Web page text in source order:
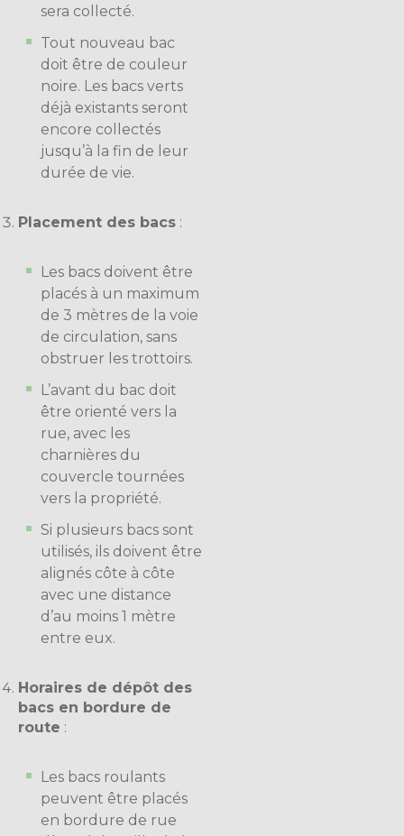
sera collecté.
Tout nouveau bac
doit être de couleur
noire. Les bacs verts
déjà existants seront
encore collectés
jusqu’à la fin de leur
durée de vie.
Placement des bacs :
Les bacs doivent être
placés à un maximum
de 3 mètres de la voie
de circulation, sans
obstruer les trottoirs.
L’avant du bac doit
être orienté vers la
rue, avec les
charnières du
couvercle tournées
vers la propriété.
Si plusieurs bacs sont
utilisés, ils doivent être
alignés côte à côte
avec une distance
d’au moins 1 mètre
entre eux.
Horaires de dépôt des
bacs en bordure de
route :
Les bacs roulants
peuvent être placés
en bordure de rue